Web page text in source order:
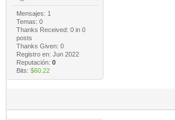
Mensajes: 1
Temas: 0
Thanks Received: 0in 0
posts
Thanks Given: 0
Registro en: Jun 2022
Reputación: 0
Bits: $60.22